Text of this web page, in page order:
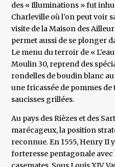
des « Illuminations » fut
Charleville où l’on peut voir
visite de la Maison des
permet aussi de se plonger
Le menu du terroir de «
Moulin 30, reprend des
rondelles de boudin blanc
une fricassée de pommes
saucisses grillées.
Au pays des Rièzes et des
marécageux, la position
reconnue. En 1555, Henry II
forteresse pentagonale